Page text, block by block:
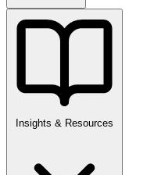
Insights & Resources